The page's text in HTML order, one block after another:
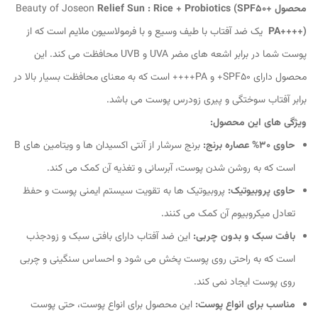
محصول Beauty of Joseon Relief Sun : Rice + Probiotics (SPF50+
PA++++) یک ضد آفتاب با طیف وسیع و با فرمولاسیون ملایم است که از
پوست شما در برابر اشعه های مضر UVA و UVB محافظت می کند. این
محصول دارای SPF50+ و PA++++ است که به معنای محافظت بسیار بالا در
برابر آفتاب سوختگی و پیری زودرس پوست می باشد.
ویژگی های این محصول:
حاوی 30% عصاره برنج:
برنج سرشار از آنتی اکسیدان ها و ویتامین های B
است که به روشن شدن پوست، آبرسانی و تغذیه آن کمک می کند.
حاوی پروبیوتیک: پروبیوتیک ها به تقویت سیستم ایمنی پوست و حفظ
تعادل میکروبیوم آن کمک می کنند.
بافت سبک و بدون چربی: این ضد آفتاب دارای بافتی سبک و زودجذب
است که به راحتی روی پوست پخش می شود و احساس سنگینی و چربی
روی پوست ایجاد نمی کند.
مناسب برای انواع پوست: این محصول برای انواع پوست، حتی پوست